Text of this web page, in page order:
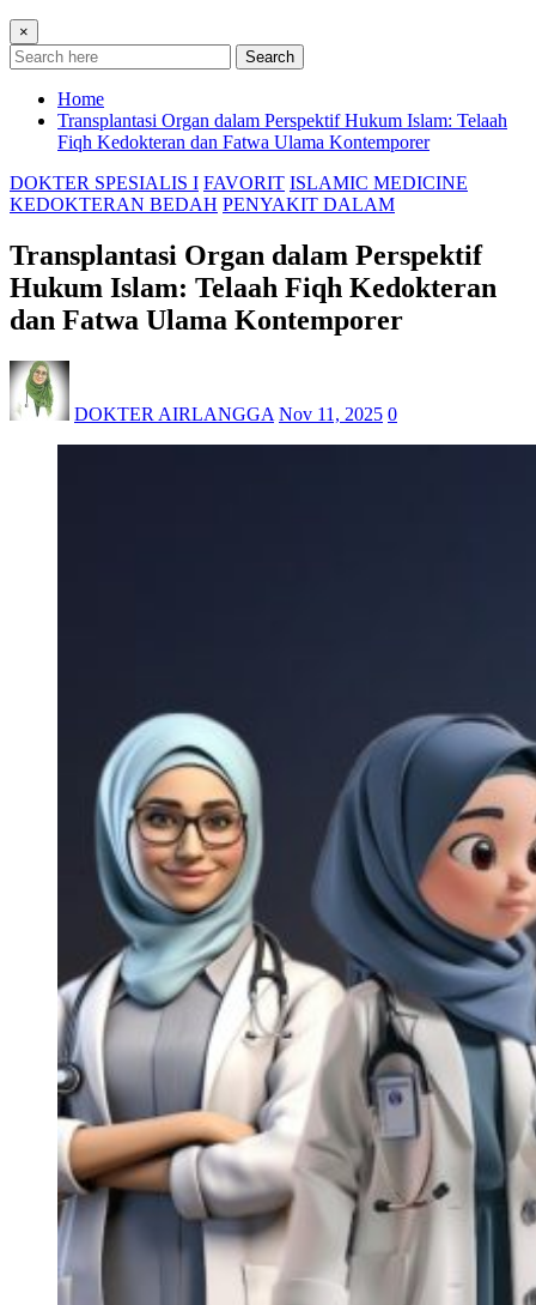
×
Search
Home
Transplantasi Organ dalam Perspektif Hukum Islam: Telaah
Fiqh Kedokteran dan Fatwa Ulama Kontemporer
DOKTER SPESIALIS I FAVORIT ISLAMIC MEDICINE
KEDOKTERAN BEDAH PENYAKIT DALAM
Transplantasi Organ dalam Perspektif
Hukum Islam: Telaah Fiqh Kedokteran
dan Fatwa Ulama Kontemporer
DOKTER AIRLANGGA Nov 11, 2025 0